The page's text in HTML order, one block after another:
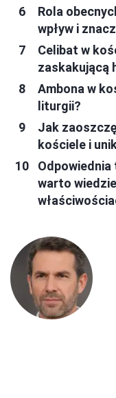
Rola
wpływ i
Celibat w
zaskakującą
Ambona w
liturgii?
Jak
kościele i
Odpowiednia
warto